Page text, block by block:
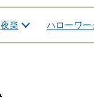
夜楽 ハローワー